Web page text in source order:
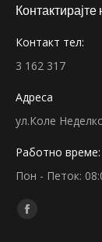
Контактирајте
Контакт тел:
3 162 317
Адреса
ул.Коле
Работно време:
Пон - Петок:
Find us on:
Facebook